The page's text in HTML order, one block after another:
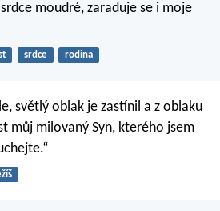
moudré, zaraduje se i moje
srdce rodina
světlý oblak je zastínil a z oblaku
můj milovaný Syn, kterého jsem